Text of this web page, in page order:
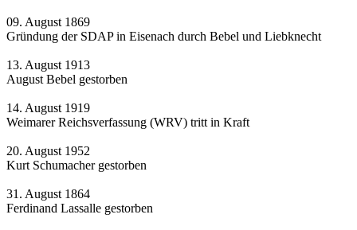
09. August 1869
Gründung der SDAP in Eisenach durch Bebel und Liebknecht
13. August 1913
August Bebel gestorben
14. August 1919
Weimarer Reichsverfassung (WRV) tritt in Kraft
20. August 1952
Kurt Schumacher gestorben
31. August 1864
Ferdinand Lassalle gestorben